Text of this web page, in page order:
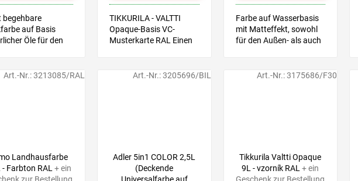
begehbare
auf Basis
Öle für den
TIKKURILA - VALTTI
Opaque-Basis VC-
Musterkarte RAL Einen
anschließend wählen Sie
Farbe auf Wasserbasis
mit Matteffekt, sowohl
für den Außen- als auch
Landhausfarbe
- Farbton RAL+ ein
Art.-Nr.:3213085/RAL
Adler 5in1 COLOR 2,5L
(Deckende
Art.-Nr.:3205696/BIL
Tikkurila Valtti Opaque
9L - vzorník RAL+ ein
Art.-Nr.:3175686/F30